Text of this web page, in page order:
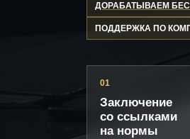
ДОРАБАТЫВАЕМ
ПОДДЕРЖКА ПО
01
Заключение
со ссылками
на нормы